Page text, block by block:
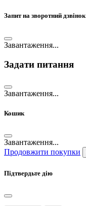
Запит на зворотний дзвінок
Завантаження...
Задати питання
Завантаження...
Кошик
Завантаження...
Продовжити покупки
Підтвердьте дію